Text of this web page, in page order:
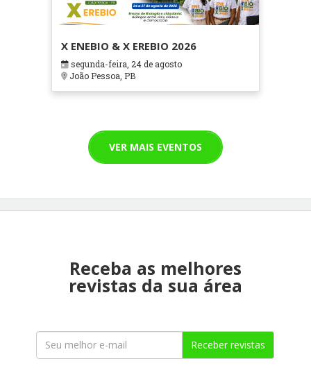
X ENEBIO & X EREBIO 2026
segunda-feira, 24 de agosto
João Pessoa, PB
VER MAIS EVENTOS
Receba as melhores
revistas da sua área
Receber revistas